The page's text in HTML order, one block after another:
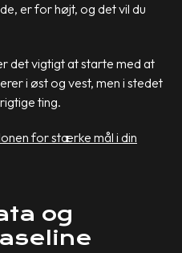
er for højt, og det vil du
det vigtigt at starte med at
i øst og vest, men i stedet
ting.
for stærke mål i din
og